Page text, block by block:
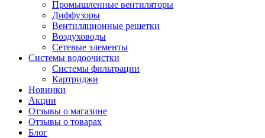
Промышленные вентиляторы
Диффузоры
Вентиляционные решетки
Воздуховоды
Сетевые элементы
Системы водоочистки
Системы фильтрации
Картриджи
Новинки
Акции
Отзывы о магазине
Отзывы о товарах
Блог